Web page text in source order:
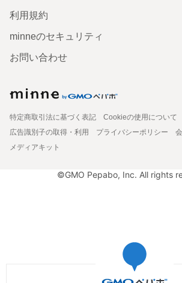
利用規約
minneのセキュリティ
お問い合わせ
特定商取引法に基づく表記
Cookieの使用について
広告識別子の取得・利用
プライバシーポリシー
メディアキット
©GMO Pepabo, Inc. All rights